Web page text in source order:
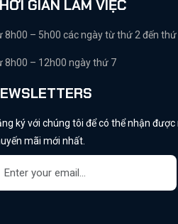
GIAN LÀM VIỆC
8h00 – 5h00 các ngày từ thứ 2 đến thứ
8h00 – 12h00 ngày thứ 7
ký với chúng tôi để có thể nhận
mãi mới nhất.